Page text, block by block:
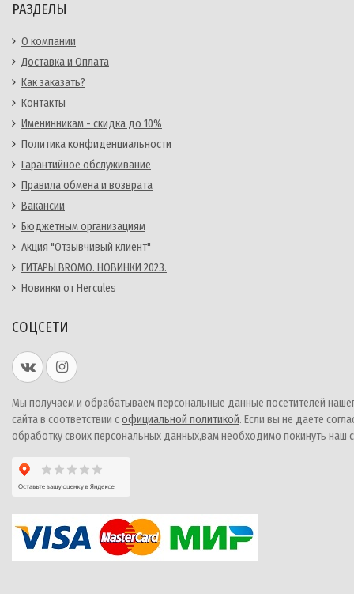
РАЗДЕЛЫ
О компании
Доставка и Оплата
Как заказать?
Контакты
Именинникам - скидка до 10%
Политика конфиденциальности
Гарантийное обслуживание
Правила обмена и возврата
Вакансии
Бюджетным организациям
Акция "Отзывчивый клиент"
ГИТАРЫ BROMO. НОВИНКИ 2023.
Новинки от Hercules
СОЦСЕТИ
Мы получаем и обрабатываем персональные данные посетителей
сайта в соответствии софициальной политикой. Если вы не даете
обработку своих персональных данных,вам необходимо покинуть наш